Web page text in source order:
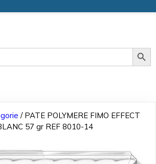
Search Button
/ PATE POLYMERE FIMO EFFECT
57 gr REF 8010-14